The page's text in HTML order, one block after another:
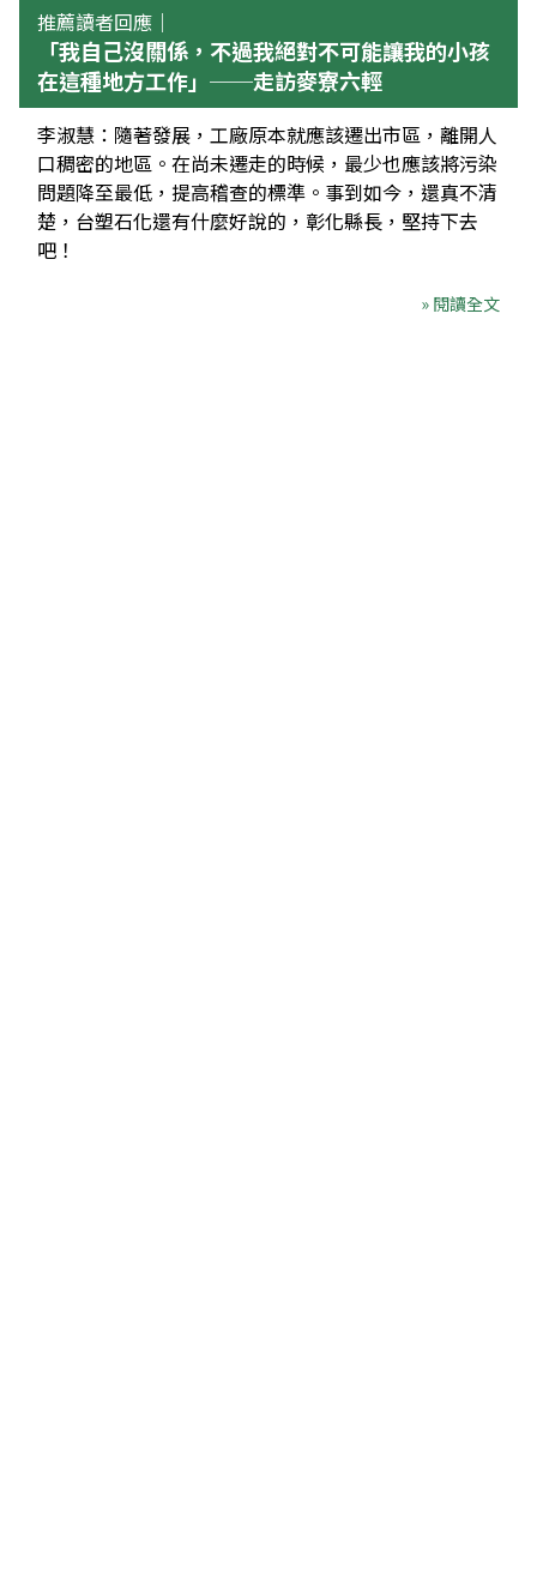
推薦讀者回應｜
「我自己沒關係，不過我絕對不可能讓我的小孩
在這種地方工作」──走訪麥寮六輕
李淑慧：隨著發展，工廠原本就應該遷出市區，離開人
口稠密的地區。在尚未遷走的時候，最少也應該將污染
問題降至最低，提高稽查的標準。事到如今，還真不清
楚，台塑石化還有什麼好說的，彰化縣長，堅持下去
吧！
» 閱讀全文